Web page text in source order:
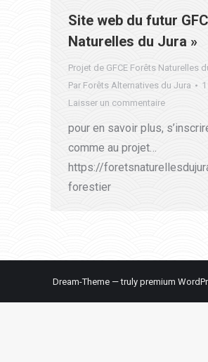
Site web du futur
Naturelles du Jura »
Projet de GFCE Forêts Naturelles
Par Forêts Alternatives du Jura
Laisser un commentaire
pour en savoir plus,
comme au projet…
https://
forestier
Dream-Theme — truly premium